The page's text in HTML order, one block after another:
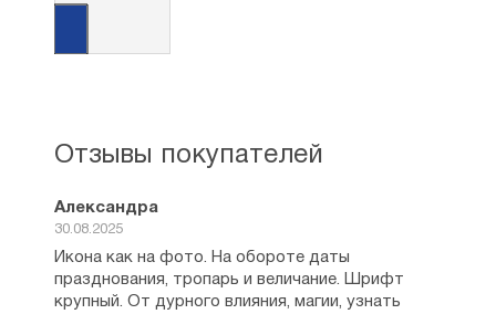
Отзывы покупателей
Александра
30.08.2025
Икона как на фото. На обороте даты
празднования, тропарь и величание. Шрифт
крупный. От дурного влияния, магии, узнать